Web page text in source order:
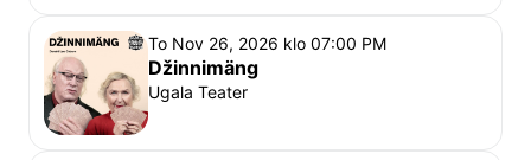
To Nov 26, 2026 klo 07:00 PM
Džinnimäng
Ugala Teater